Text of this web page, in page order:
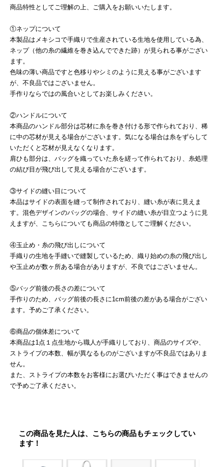
商品特性としてご理解の上、ご購入をお願いいたします。
①ネップについて
本製品はメキシコで手織りで生産されている生地を使用している為、
ネップ（他の糸の繊維を巻き込んでできた跡）が見られる事がござい
ます。
色味の薄い商品ですと色移りやシミのように見える事がございます
が、不良品ではございません。
手作りならではの風合いとしてお楽しみください。
②ハンドルについて
本商品のハンドル部分は芯材に糸を巻き付ける形で作られており、稀
に中の芯材が見える場合がございます。気になる場合は糸をずらして
いただくと芯材が見えなくなります。
肩ひも部分は、バッグを織っていた糸を縒って作られており、糸処理
の結び目が飛び出して見える場合がございます。
③サイドの縫い目について
本品はサイドの表面を縫って制作されており、縫い糸が表に見えま
す。混色デザインのバッグの場合、サイドの縫い糸が目立つように見
えますが、こちらについても商品の特徴としてご理解ください。
④玉止め・糸の飛び出しについて
手織りの生地を手縫いで縫製しているため、織り始めの糸の飛び出し
や玉止めが数ヶ所ある場合がありますが、不良ではございません。
⑤バッグ前後の長さの差について
手作りのため、バッグ前後の長さに1cm前後の差がある場合がござい
ます。予めご了承ください。
⑥商品の個体差について
本商品は1点１点生地から職人が手織りしており、商品のサイズや、
ストライプの本数、幅が異なるものがございますが不良品ではありま
せん。
また、ストライプの本数をお客様にお選びいただく事はできませんの
で予めご了承ください。
この商品を見た人は、こちらの商品もチェックしてい
ます！